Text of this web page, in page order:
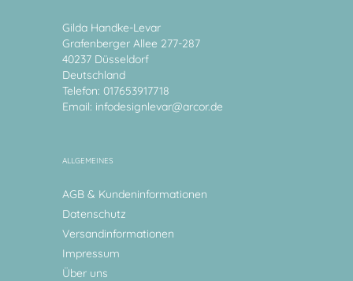
Gilda Handke-Levar
Grafenberger Allee 277-287
40237 Düsseldorf
Deutschland
Telefon: 017653917718
Email: infodesignlevar@arcor.de
ALLGEMEINES
AGB & Kundeninformationen
Datenschutz
Versandinformationen
Impressum
Über uns